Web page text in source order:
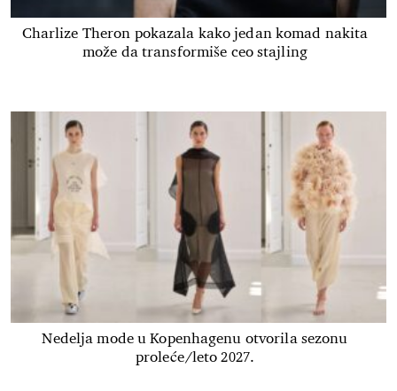
Charlize Theron pokazala kako jedan komad nakita
može da transformiše ceo stajling
Nedelja mode u Kopenhagenu otvorila sezonu
proleće/leto 2027.